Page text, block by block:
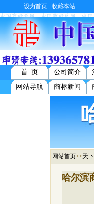
- 设为首页 - 收藏本站 -
首 页 公司简介
网站导航
商标新闻
网站首页>>天
哈尔滨